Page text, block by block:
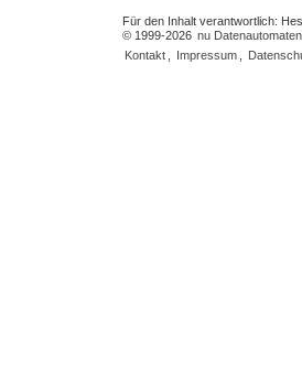
Für den Inhalt verantwortlich:
© 1999-2026 nu
Kontakt
Impressum